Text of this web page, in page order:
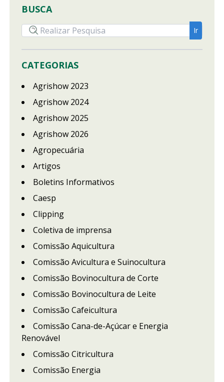
BUSCA
CATEGORIAS
Agrishow 2023
Agrishow 2024
Agrishow 2025
Agrishow 2026
Agropecuária
Artigos
Boletins Informativos
Caesp
Clipping
Coletiva de imprensa
Comissão Aquicultura
Comissão Avicultura e Suinocultura
Comissão Bovinocultura de Corte
Comissão Bovinocultura de Leite
Comissão Cafeicultura
Comissão Cana-de-Açúcar e Energia
Renovável
Comissão Citricultura
Comissão Energia